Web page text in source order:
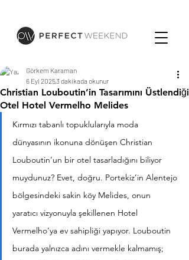
Christian Louboutin’in Tasarımını Üstlendiği
Otel Hotel Vermelho Melides
Görkem Karaman
6 Eyl 20253 dakikada okunur
Kırmızı tabanlı topuklularıyla moda
dünyasının ikonuna dönüşen Christian
Louboutin’un bir otel tasarladığını biliyor
muydunuz? Evet, doğru. Portekiz’in Alentejo
bölgesindeki sakin köy Melides, onun
yaratıcı vizyonuyla şekillenen Hotel
Vermelho’ya ev sahipliği yapıyor. Louboutin
burada yalnızca adını vermekle kalmamış;